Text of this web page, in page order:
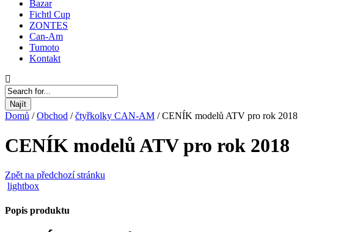
Bazar
Fichtl Cup
ZONTES
Can-Am
Tumoto
Kontakt
Najít
Domů / Obchod / čtyřkolky CAN-AM /CENÍK modelů ATV pro rok 2018
CENÍK modelů ATV pro rok 2018
Zpět na předchozí stránku
lightbox
Popis produktu